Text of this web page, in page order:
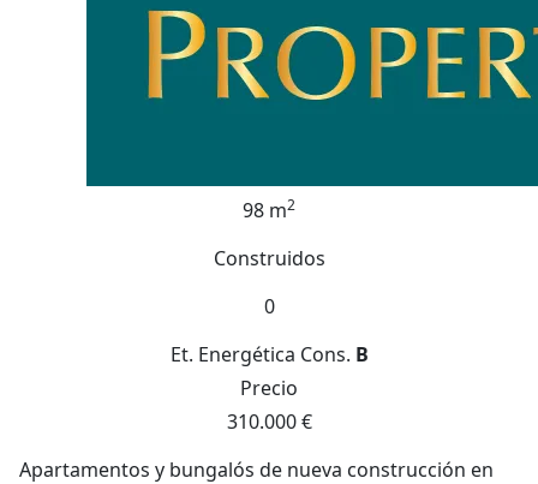
98 m2
Construidos
0
Et. Energética Cons. B
Precio
310.000 €
Apartamentos y bungalós de nueva construcción en